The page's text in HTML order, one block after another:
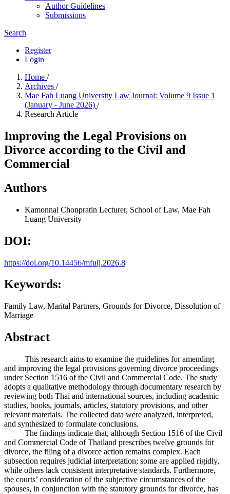
Author Guidelines
Submissions
Search
Register
Login
Home /
Archives /
Mae Fah Luang University Law Journal: Volume 9 Issue 1
(January - June 2026) /
Research Article
Improving the Legal Provisions on
Divorce according to the Civil and
Commercial
Authors
Kamonnai Chonpratin Lecturer, School of Law, Mae Fah
Luang University
DOI:
https://doi.org/10.14456/mfulj.2026.8
Keywords:
Family Law, Marital Partners, Grounds for Divorce, Dissolution of
Marriage
Abstract
This research aims to examine the guidelines for amending
and improving the legal provisions governing divorce proceedings
under Section 1516 of the Civil and Commercial Code. The study
adopts a qualitative methodology through documentary research by
reviewing both Thai and international sources, including academic
studies, books, journals, articles, statutory provisions, and other
relevant materials. The collected data were analyzed, interpreted,
and synthesized to formulate conclusions.
The findings indicate that, although Section 1516 of the Civil
and Commercial Code of Thailand prescribes twelve grounds for
divorce, the filing of a divorce action remains complex. Each
subsection requires judicial interpretation; some are applied rigidly,
while others lack consistent interpretative standards. Furthermore,
the courts’ consideration of the subjective circumstances of the
spouses, in conjunction with the statutory grounds for divorce, has